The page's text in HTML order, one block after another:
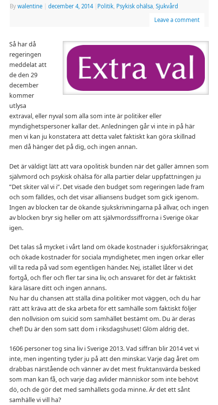
By walentine december 4, 2014 Politik, Psykisk ohälsa, Sjukvård
Leave a comment
Så har då
regeringen
meddelat att
de den 29
december
kommer
utlysa
extraval, eller nyval som alla som inte är politiker eller
myndighetspersoner kallar det. Anledningen går vi inte in på här
men vi kan ju konstatera att detta valet faktiskt kan göra skillnad
men då hänger det på dig, och ingen annan.
Det är väldigt lätt att vara opolitisk bunden när det gäller ämnen som
självmord och psykisk ohälsa för alla partier delar uppfattningen ju
”Det skiter väl vi i”. Det visade den budget som regeringen lade fram
och som fälldes, och det visar alliansens budget som gick igenom.
Ingen av blocken tar de ökande sjukskrivningarna på allvar, och ingen
av blocken bryr sig heller om att självmordssiffrorna i Sverige ökar
igen.
Det talas så mycket i vårt land om ökade kostnader i sjukförsäkringar,
och ökade kostnader för sociala myndigheter, men ingen orkar eller
vill ta reda på vad som egentligen händer. Nej, istället låter vi det
fortgå, och fler och fler tar sina liv, och ansvaret för det är faktiskt
kära läsare ditt och ingen annans.
Nu har du chansen att ställa dina politiker mot väggen, och du har
rätt att kräva att de ska arbeta för ett samhälle som faktiskt följer
den nollvision om suicid som samhället bestämt om. Du är deras
chef! Du är den som satt dom i riksdagshuset! Glöm aldrig det.
1606 personer tog sina liv i Sverige 2013. Vad siffran blir 2014 vet vi
inte, men ingenting tyder ju på att den minskar. Varje dag året om
drabbas närstående och vänner av det mest fruktansvärda besked
som man kan få, och varje dag avlider människor som inte behövt
dö, och de gör det med samhällets goda minne. Är det ett sånt
samhälle vi vill ha?